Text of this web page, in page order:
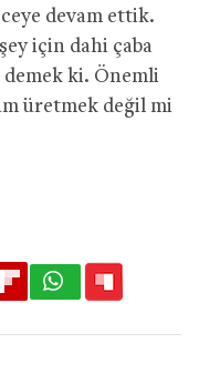
devam ettik.
için dahi çaba
demek ki. Önemli
üretmek değil mi